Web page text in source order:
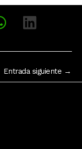
Entrada siguiente →